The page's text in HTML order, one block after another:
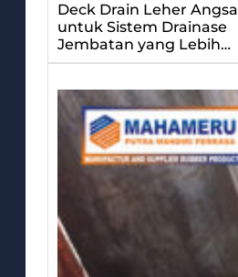
Deck Drain Leher Angsa
untuk Sistem Drainase
Jembatan yang Lebih…